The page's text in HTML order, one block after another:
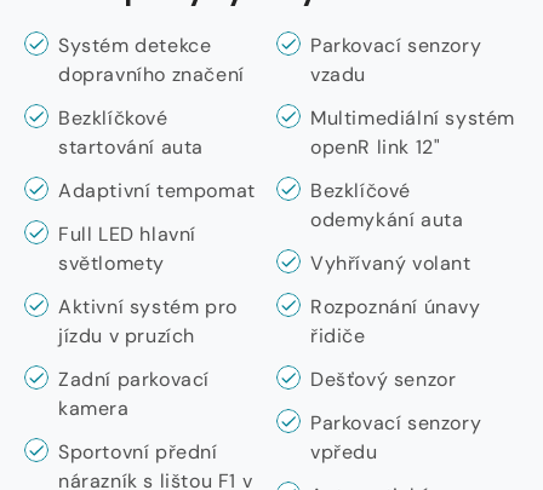
Systém detekce
dopravního značení
Bezklíčkové
startování auta
Adaptivní tempomat
Full LED hlavní
světlomety
Aktivní systém pro
jízdu v pruzích
Zadní parkovací
kamera
Sportovní přední
nárazník s lištou F1 v
Parkovací senzory
vzadu
Multimediální systém
openR link 12"
Bezklíčové
odemykání auta
Vyhřívaný volant
Rozpoznání únavy
řidiče
Dešťový senzor
Parkovací senzory
vpředu